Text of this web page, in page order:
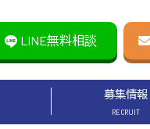
LINE無料相談
募集情報
RECRUIT